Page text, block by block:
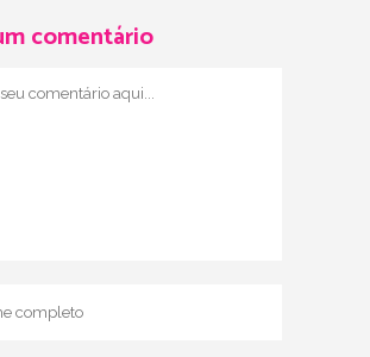
comentário